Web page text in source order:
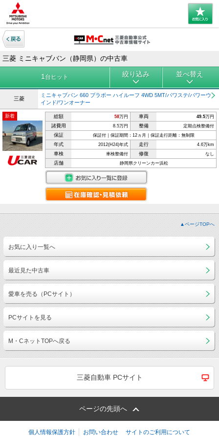
三菱 ミニキャブバン（静岡県）の中古車
1 台ヒット 絞り込み 並べ替え
三菱
ミニキャブバン 660 ブラボー ハイルーフ 4WD 5MT/パワステ/パワーウ
インド/ワンオーナー
新着 総額 58万円 車両 49.5万円
諸費用 8.5万円 整備 定期点検整備付
保証 保証付｜保証期間：12ヵ月｜保証走行距離：無制限
年式 2012(H24)年式 走行 4.6万km
車検 車検整備付 修復 なし
店舗 静岡県クリーンカー浜松
▲ページTOPへ
お気に入り一覧へ
最近見た中古車
愛車を売る（PCサイト）
PCサイトを見る
M・CネットTOPへ戻る
三菱自動車 PCサイト
ページの先頭へ
個人情報保護方針 お問い合わせ サイトのご利用について